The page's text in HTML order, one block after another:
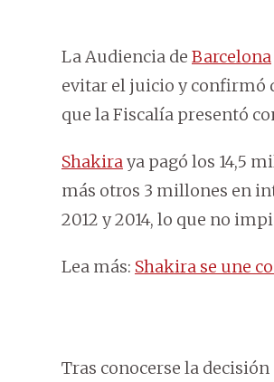
La Audiencia de Barcelona
evitar el juicio y confirmó
que la Fiscalía presentó
Shakiraya pagó los 14,5
más otros 3 millones en
2012 y 2014, lo que no
Lea más: Shakira se une
Tras conocerse la